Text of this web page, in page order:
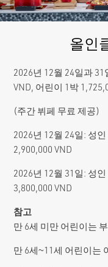
올인
2026년 12월 24일과
VND, 어린이 1박
(주간 뷔페 무료 제공)
2026년 12월 24일: 성
2,900,000 VND
2026년 12월 31일: 성
3,800,000 VND
참고
만 6세 미만 어린이는
만 6세~11세 어린이는